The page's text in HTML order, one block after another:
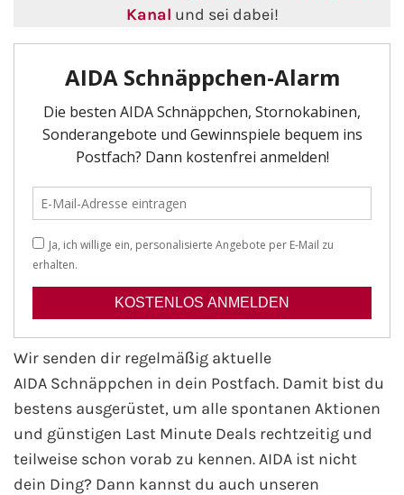
Expeditionskreuzfahrten
Segelkreuzfahrten
Reiseziele
AIDA Reiseziele
AIDA Karibik
AIDA Mittelmeer
AIDA Kanaren & Madeira
AIDA Nordeuropa
AIDA Norwegen
AIDA Westeuropa
Reiseberichte
Interviews
Landausflüge
Kanal und sei dabei!
Wir senden dir regelmäßig aktuelle
AIDA Schnäppchen in dein Postfach. Damit bist du
bestens ausgerüstet, um alle spontanen Aktionen
und günstigen Last Minute Deals rechtzeitig und
teilweise schon vorab zu kennen. AIDA ist nicht
dein Ding? Dann kannst du auch unseren